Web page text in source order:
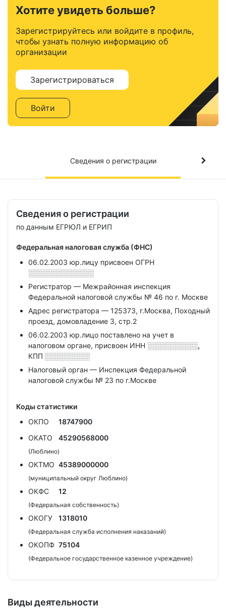
Хотите увидеть больше?
Зарегистрируйтесь или войдите в профиль,
чтобы узнать полную информацию об
организации
Зарегистрироваться
Войти
Сведения о регистрации
Сведения о регистрации
по данным ЕГРЮЛ и ЕГРИП
Федеральная налоговая служба (ФНС)
06.02.2003 юр.лицу присвоен ОГРН
░░░░░░░░░░░░░
Регистратор — Межрайонная инспекция
Федеральной налоговой службы № 46 по г. Москве
Адрес регистратора — 125373, г.Москва, Походный
проезд, домовладение 3, стр.2
06.02.2003 юр.лицо поставлено на учет в
налоговом органе, присвоен ИНН ░░░░░░░░░░,
КПП ░░░░░░░░░
Налоговый орган — Инспекция Федеральной
налоговой службы № 23 по г.Москве
Коды статистики
ОКПО
18747900
ОКАТО
45290568000
(Люблино)
ОКТМО 45389000000
(муниципальный округ Люблино)
ОКФС 12
(Федеральная собственность)
ОКОГУ 1318010
(Федеральная служба исполнения наказаний)
ОКОПФ 75104
(Федеральное государственное казенное учреждение)
Виды деятельности